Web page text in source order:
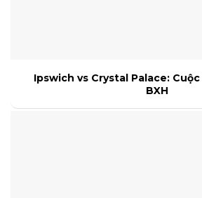
Ipswich vs Crystal Palace:
BXH